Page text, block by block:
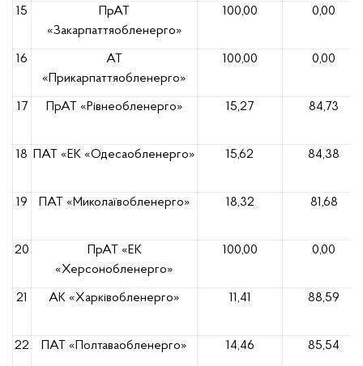
15
ПрАТ
«Закарпаттяобленерго»
100,00 0,00
16
АТ
«Прикарпаттяобленерго»
100,00 0,00
17 ПрАТ «Рівнеобленерго» 15,27 84,73
18 ПАТ «ЕК «Одесаобленерго» 15,62 84,38
19 ПАТ «Миколаївобленерго» 18,32 81,68
20
ПрАТ «ЕК
«Херсонобленерго»
100,00 0,00
21 АК «Харківобленерго» 11,41 88,59
22 ПАТ «Полтаваобленерго» 14,46 85,54